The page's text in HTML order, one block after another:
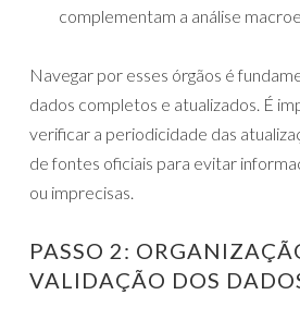
complementam a análise
Navegar por esses órgãos é
dados completos e atualizados. É
verificar a periodicidade das
de fontes oficiais para evitar
ou imprecisas.
PASSO 2:
VALIDAÇÃO DOS